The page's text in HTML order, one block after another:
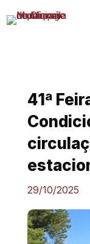
to
41ª
29/10/2025